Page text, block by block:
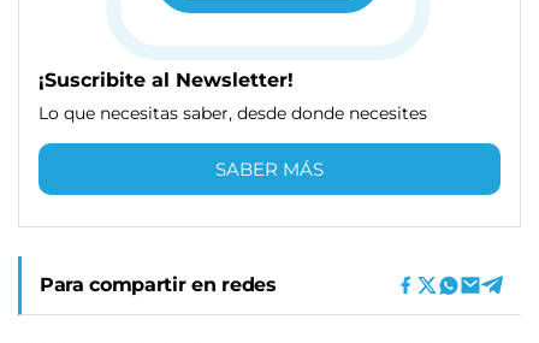
¡Suscribite al Newsletter!
Lo que necesitas saber, desde donde necesites
SABER MÁS
Para compartir en redes